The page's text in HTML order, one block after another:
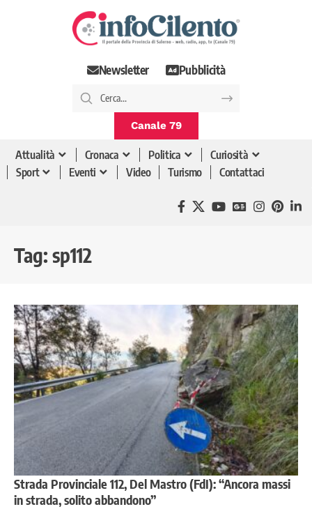
Newsletter Pubblicità
Canale 79
Attualità Cronaca Politica
Curiosità
Sport
Eventi Video Turismo Contattaci
Tag: sp112
Strada Provinciale 112, Del Mastro (FdI): “Ancora massi
in strada, solito abbandono”